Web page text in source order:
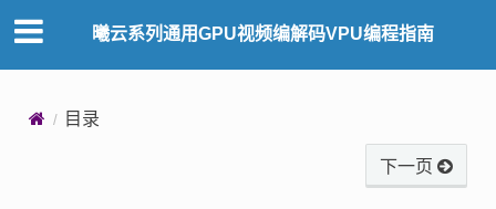
曦云系列通用GPU视频编解码VPU编程指南
目录
下一页